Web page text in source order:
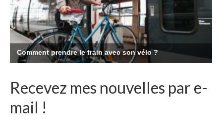
Recevez mes nouvelles par e-
mail !